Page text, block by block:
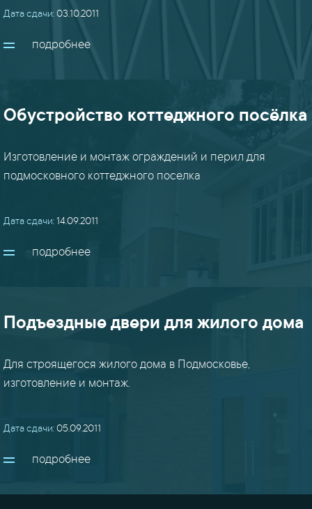
Дата сдачи:03.10.2011
подробнее
Обустройство коттеджного посёлка
Изготовление и монтаж ограждений и перил для
подмосковного коттеджного поселка
Дата сдачи:14.09.2011
подробнее
Подъездные двери для жилого дома
Для строящегося жилого дома в Подмосковье,
изготовление и монтаж.
Дата сдачи:05.09.2011
подробнее